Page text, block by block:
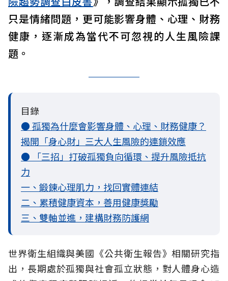
只是情緒問題，更可能影響身體、心理、財務
健康，逐漸成為當代不可忽視的人生風險課
題。
目錄
● 孤獨為什麼會影響身體、心理、財務健康？
揭開「身心財」三大人生風險的連鎖效應
● 「三招」打破孤獨負向循環、提升風險抵抗
力
一、鍛鍊心理肌力，找回實體連結
二、累積健康資本，善用健康獎勵
三、雙軸並進，建構財務防護網
世界衛生組織與美國《公共衛生報告》相關研究指
出，長期處於孤獨與社會孤立狀態，對人體身心造